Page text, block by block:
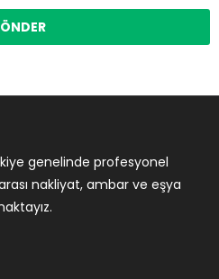
genelinde profesyonel
nakliyat, ambar ve eşya